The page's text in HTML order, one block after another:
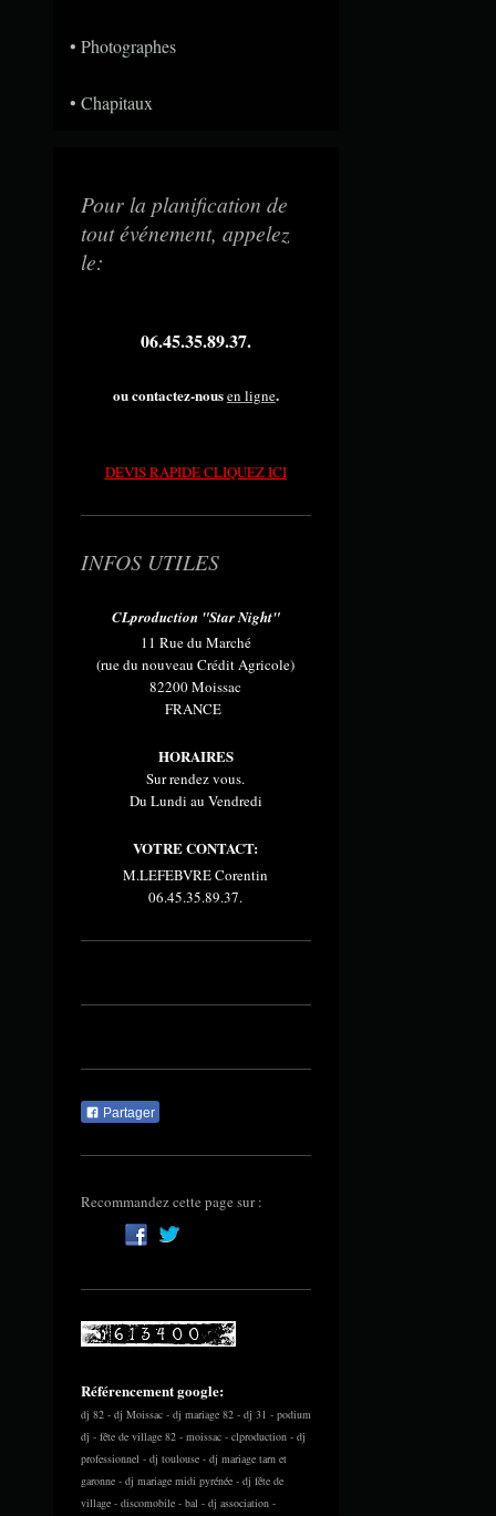
Photographes
Chapitaux
Pour la planification de
tout événement, appelez
le:
06.45.35.89.37.
ou contactez-nousen ligne.
DEVIS RAPIDE CLIQUEZ ICI
INFOS UTILES
CLproduction "Star Night"
11 Rue du Marché
(rue du nouveau Crédit Agricole)
82200 Moissac
FRANCE
HORAIRES
Sur rendez vous.
Du Lundi au Vendredi
VOTRE CONTACT:
M.LEFEBVRE Corentin
06.45.35.89.37.
Partager
Recommandez cette page sur :
Référencement google:
dj 82 - dj Moissac - dj mariage 82 - dj 31 - podium
dj - fête de village 82 - moissac - clproduction - dj
professionnel - dj toulouse - dj mariage tarn et
garonne - dj mariage midi pyrénée - dj fête de
village - discomobile - bal - dj association -